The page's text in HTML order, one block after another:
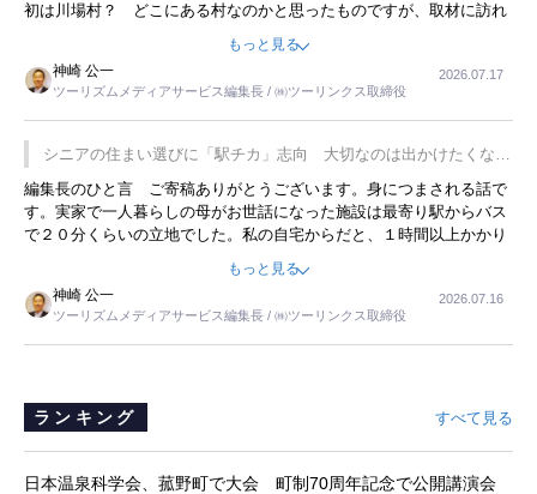
初は川場村？ どこにある村なのかと思ったものですが、取材に訪れ
永井 彰一社長にインタビューしたら、興味深い話が次々が飛び出しま
した。プレゼンも巧みで、今でも思い出すことが２つあります。一つ
は、従業員に東京ディズニーランドを見学させ、サービス業、接客業
の何かを理解してもらっていることです。 もう一つは1800円もする
プレミアムヨーグルトを販売するにあたり、社内に懸念もあったそう
です。永井社長は、駐車場に都内ナンバーの高級外車が停まっている
ことに目をつけ、高級商品でも売れると確信したそうです。今回の記
事を懐かしく読みました。
もっと見る
神崎 公一
ツーリズムメディアサービス編集長 / ㈱ツーリンクス取締役
2026.07.17
シニアの住まい選びに「駅チカ」志向 大切なのは出かけたくなる
暮らし
編集長のひと言 ご寄稿ありがとうございます。身につまされる話で
す。実家で一人暮らしの母がお世話になった施設は最寄り駅からバス
で２０分くらいの立地でした。私の自宅からだと、１時間以上かかり
ました。母の住まいから近いという理由で、その施設を選択したので
すが、私と妹にとっては、半日仕事ででした。シニアの住まい選び
は、当人だけではなく、世話をする家族の足の便も考えない外池ない
と思いました。
もっと見る
神崎 公一
ツーリズムメディアサービス編集長 / ㈱ツーリンクス取締役
2026.07.16
ランキング すべて見る
日本温泉科学会、菰野町で大会 町制70周年記念で公開講演会